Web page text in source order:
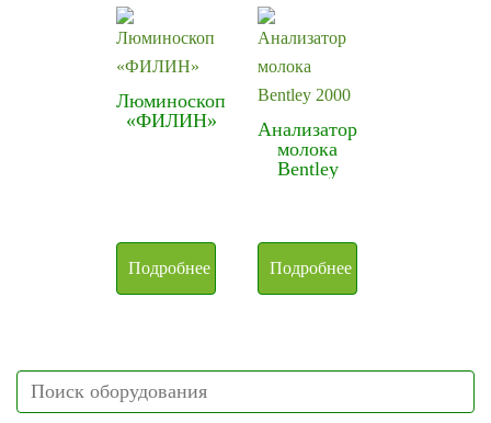
Люминоскоп
«ФИЛИН»
Подробнее
Анализатор
молока
Bentley
Подробнее
Search